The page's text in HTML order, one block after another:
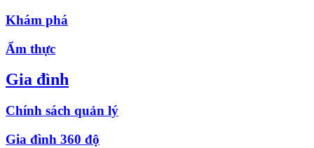
Khám phá
Ẩm thực
Gia đình
Chính sách quản lý
Gia đình 360 độ